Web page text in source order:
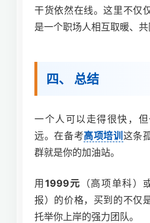
干货依然在线。这里不仅
是一个职场人相互取暖、共
四、 总结
一个人可以走得很快，
远。在备考高项培训 这条
群就是你的加油站。
用 1999元 （高项单科）
报）的价格，买到的不仅
托举你上岸的强力团队。